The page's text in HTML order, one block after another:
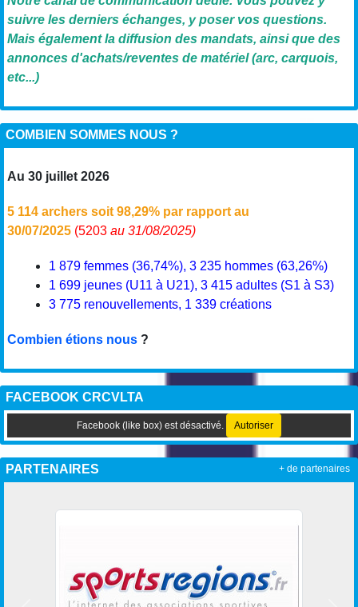
suivre les derniers échanges, y poser vos questions.
Mais également la diffusion des mandats, ainsi que des
annonces d'achats/reventes de matériel (arc, carquois,
etc...)
COMBIEN SOMMES NOUS ?
Au 30 juillet 2026
5 114 archers soit 98,29% par rapport au
30/07/2025 (5203 au 31/08/2025)
1 879 femmes (36,74%), 3 235 hommes (63,26%)
1 699 jeunes (U11 à U21), 3 415 adultes (S1 à S3)
3 775 renouvellements, 1 339 créations
Combien étions nous ?
FACEBOOK CRCVLTA
Facebook (like box) est désactivé. Autoriser
PARTENAIRES + de partenaires